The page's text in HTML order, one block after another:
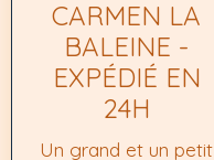
CARMEN LA
BALEINE -
EXPÉDIÉ EN
24H
Un grand et un petit